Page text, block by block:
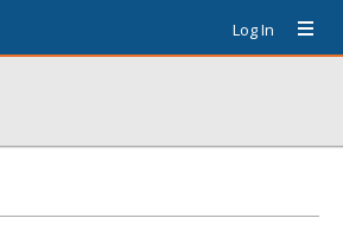
Log In